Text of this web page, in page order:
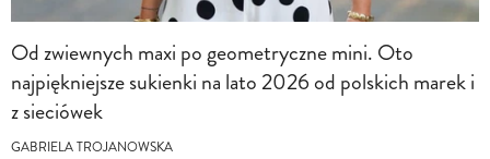
Od zwiewnych maxi po geometryczne mini. Oto
najpiękniejsze sukienki na lato 2026 od polskich marek i
z sieciówek
GABRIELA TROJANOWSKA